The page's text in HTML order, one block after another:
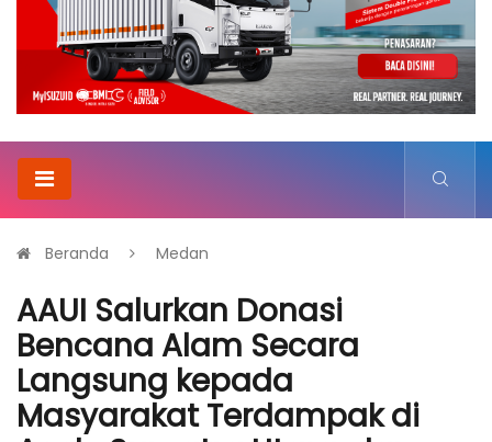
Beranda Medan
AAUI Salurkan Donasi
Bencana Alam Secara
Langsung kepada
Masyarakat Terdampak di